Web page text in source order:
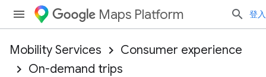
Maps Platform 登入
Mobility Services
Consumer experience
On-demand trips